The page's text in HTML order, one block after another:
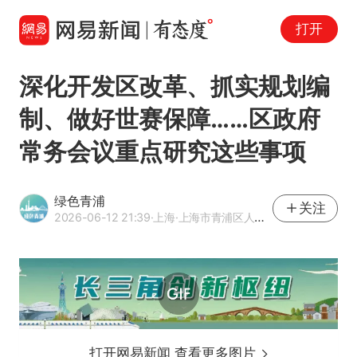
打开
深化开发区改革、抓实规划编
制、做好世赛保障……区政府
常务会议重点研究这些事项
绿色青浦
2026-06-12 21:39·上海·上海市青浦区人民政府新闻办公室
关注
打开网易新闻 查看更多图片